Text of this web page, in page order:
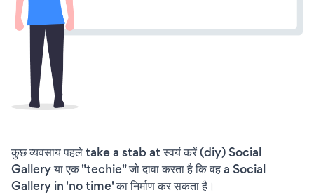
कुछ व्यवसाय पहले take a stab at स्वयं करें (diy) Social
Gallery या एक "techie" जो दावा करता है कि वह a Social
Gallery in 'no time' का निर्माण कर सकता है।